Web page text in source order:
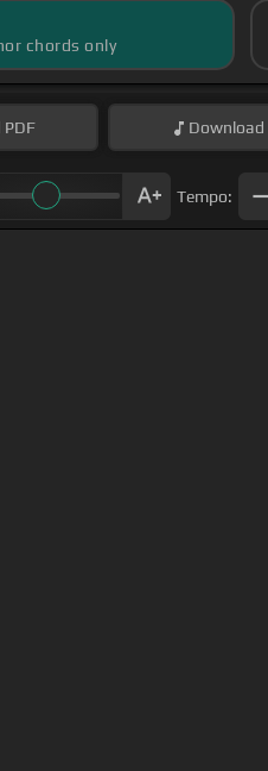
chords only
PDF Download
Tempo: